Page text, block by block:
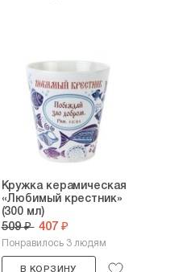
Кружка керамическая
«Любимый крестник»
(300 мл)
509 ₽ 407 ₽
Понравилось 3 людям
В КОРЗИНУ